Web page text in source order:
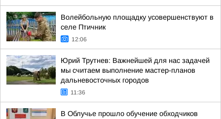
Волейбольную площадку усовершенствуют в
селе Птичник
12:06
Юрий Трутнев: Важнейшей для нас задачей
мы считаем выполнение мастер-планов
дальневосточных городов
11:36
В Облучье прошло обучение обходчиков